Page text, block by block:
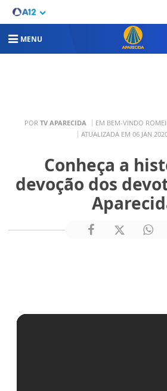
MENU
POR TV APARECIDA EM BEM-VINDO
ATUALIZADA EM 06 JAN
Conheça a
devoção dos